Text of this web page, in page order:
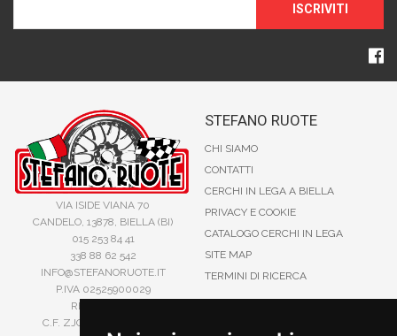
ISCRIVITI
VIA ISIDE VIANA 70
CANDELO, 13878, BIELLA (BI)
015 253 84 41
338 88 62 542
INFO@STEFANORUOTE.IT
P.IVA 02525900029
REA BI193453
C.F. ZJOSFN73H14A859X
STEFANO RUOTE
CHI SIAMO
CONTATTI
CERCHI IN LEGA A BIELLA
PRIVACY E COOKIE
CATALOGO CERCHI IN LEGA
SITE MAP
TERMINI DI RICERCA